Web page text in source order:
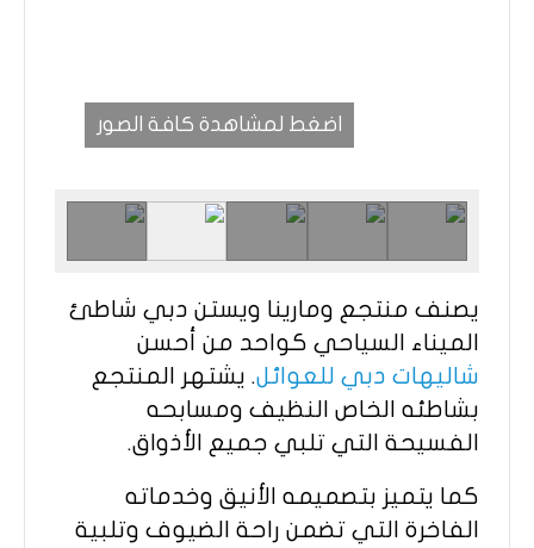
اضغط لمشاهدة كافة الصور
يصنف منتجع ومارينا ويستن دبي شاطئ
الميناء السياحي كواحد من أحسن
شاليهات دبي للعوائل. يشتهر المنتجع
بشاطئه الخاص النظيف ومسابحه
الفسيحة التي تلبي جميع الأذواق.
كما يتميز بتصميمه الأنيق وخدماته
الفاخرة التي تضمن راحة الضيوف وتلبية